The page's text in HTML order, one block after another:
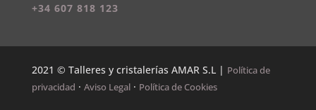
+34 607 818 123
2021 © Talleres y cristalerías AMAR S.L | Política de
privacidad · Aviso Legal· Política de Cookies